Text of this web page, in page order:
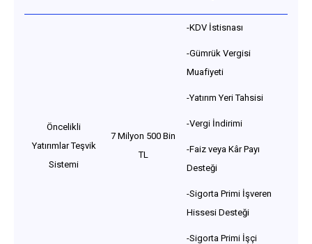
Öncelikli
Yatırımlar Teşvik
Sistemi
7 Milyon 500 Bin
TL
-KDV İstisnası
-Gümrük Vergisi
Muafiyeti
-Yatırım Yeri Tahsisi
-Vergi İndirimi
-Faiz veya Kâr Payı
Desteği
-Sigorta Primi İşveren
Hissesi Desteği
-Sigorta Primi İşçi